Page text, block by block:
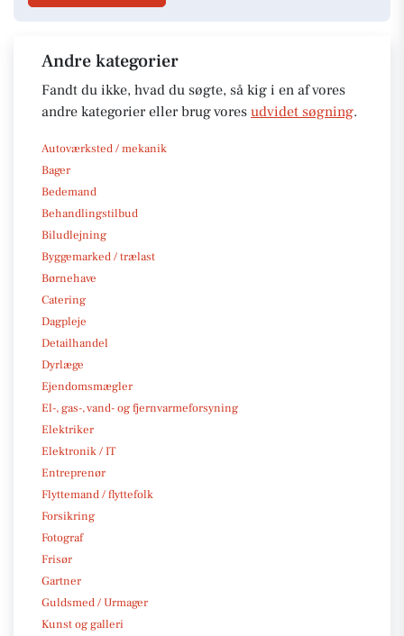
Andre kategorier
Fandt du ikke, hvad du søgte, så kig i en af vores
andre kategorier eller brug vores udvidet søgning.
Autoværksted / mekanik
Bager
Bedemand
Behandlingstilbud
Biludlejning
Byggemarked / trælast
Børnehave
Catering
Dagpleje
Detailhandel
Dyrlæge
Ejendomsmægler
El-, gas-, vand- og fjernvarmeforsyning
Elektriker
Elektronik / IT
Entreprenør
Flyttemand / flyttefolk
Forsikring
Fotograf
Frisør
Gartner
Guldsmed / Urmager
Kunst og galleri